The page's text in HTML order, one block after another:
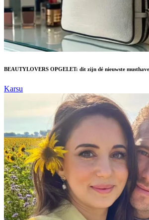
BEAUTYLOVERS OPGELET: dit zijn dé nieuwste
Karsu